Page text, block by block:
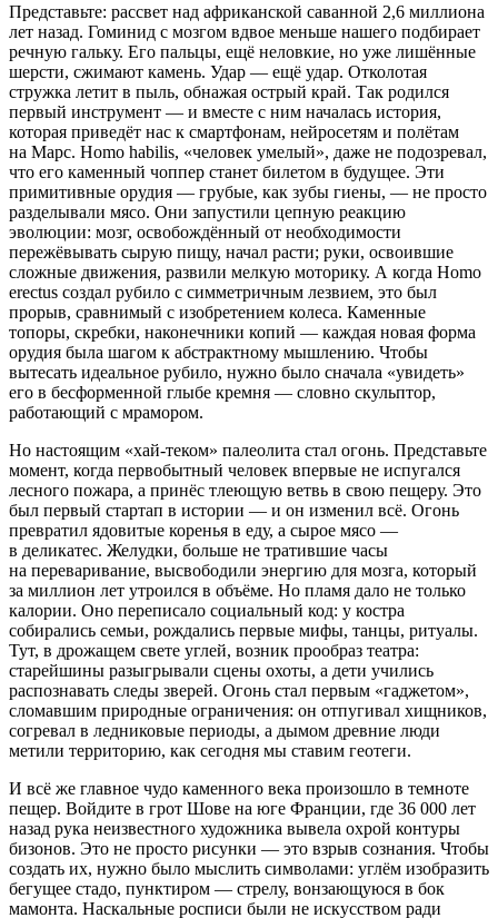
Представьте: рассвет над африканской саванной 2,6 миллиона
лет назад. Гоминид с мозгом вдвое меньше нашего подбирает
речную гальку. Его пальцы, ещё неловкие, но уже лишённые
шерсти, сжимают камень. Удар — ещё удар. Отколотая
стружка летит в пыль, обнажая острый край. Так родился
первый инструмент — и вместе с ним началась история,
которая приведёт нас к смартфонам, нейросетям и полётам
на Марс. Homo habilis, «человек умелый», даже не подозревал,
что его каменный чоппер станет билетом в будущее. Эти
примитивные орудия — грубые, как зубы гиены, — не просто
разделывали мясо. Они запустили цепную реакцию
эволюции: мозг, освобождённый от необходимости
пережёвывать сырую пищу, начал расти; руки, освоившие
сложные движения, развили мелкую моторику. А когда Homo
erectus создал рубило с симметричным лезвием, это был
прорыв, сравнимый с изобретением колеса. Каменные
топоры, скребки, наконечники копий — каждая новая форма
орудия была шагом к абстрактному мышлению. Чтобы
вытесать идеальное рубило, нужно было сначала «увидеть»
его в бесформенной глыбе кремня — словно скульптор,
работающий с мрамором.
Но настоящим «хай-теком» палеолита стал огонь. Представьте
момент, когда первобытный человек впервые не испугался
лесного пожара, а принёс тлеющую ветвь в свою пещеру. Это
был первый стартап в истории — и он изменил всё. Огонь
превратил ядовитые коренья в еду, а сырое мясо —
в деликатес. Желудки, больше не тратившие часы
на переваривание, высвободили энергию для мозга, который
за миллион лет утроился в объёме. Но пламя дало не только
калории. Оно переписало социальный код: у костра
собирались семьи, рождались первые мифы, танцы, ритуалы.
Тут, в дрожащем свете углей, возник прообраз театра:
старейшины разыгрывали сцены охоты, а дети учились
распознавать следы зверей. Огонь стал первым «гаджетом»,
сломавшим природные ограничения: он отпугивал хищников,
согревал в ледниковые периоды, а дымом древние люди
метили территорию, как сегодня мы ставим геотеги.
И всё же главное чудо каменного века произошло в темноте
пещер. Войдите в грот Шове на юге Франции, где 36 000 лет
назад рука неизвестного художника вывела охрой контуры
бизонов. Это не просто рисунки — это взрыв сознания. Чтобы
создать их, нужно было мыслить символами: углём изобразить
бегущее стадо, пунктиром — стрелу, вонзающуюся в бок
мамонта. Наскальные росписи были не искусством ради